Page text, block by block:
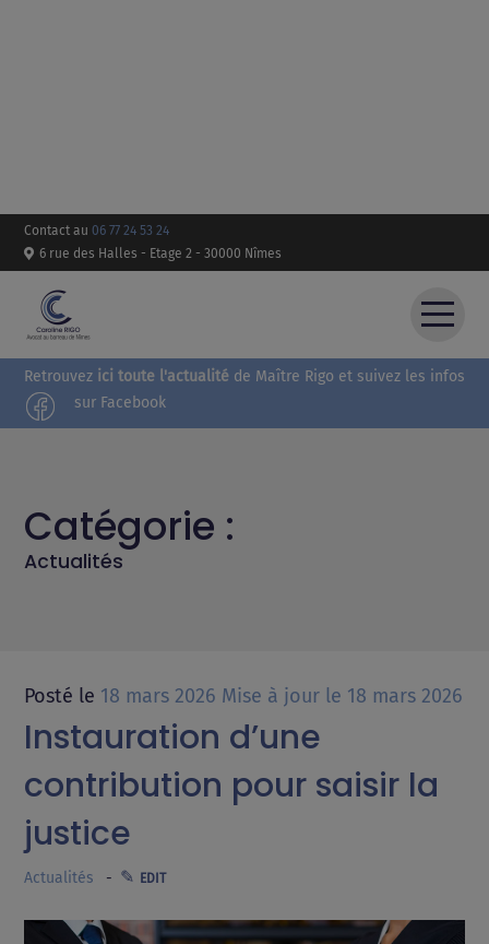
Contact au 06 77 24 53 24
6 rue des Halles - Etage 2 - 30000 Nîmes
ACCUEIL
COMPÉTENCES
CONTACT
Retrouvez ici toute l'actualité de Maître Rigo et suivez les infos
sur Facebook
Catégorie :
Actualités
Posté le 18 mars 2026 Mise à jour le 18 mars 2026
Instauration d’une
contribution pour saisir la
justice
Actualités EDIT